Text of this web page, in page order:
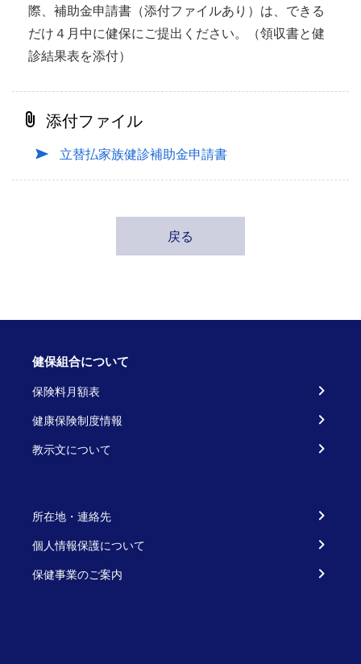
際、補助金申請書（添付ファイルあり）は、できる
だけ４月中に健保にご提出ください。（領収書と健
診結果表を添付）
添付ファイル
立替払家族健診補助金申請書
戻る
健保組合について
保険料月額表
健康保険制度情報
教示文について
所在地・連絡先
個人情報保護について
保健事業のご案内